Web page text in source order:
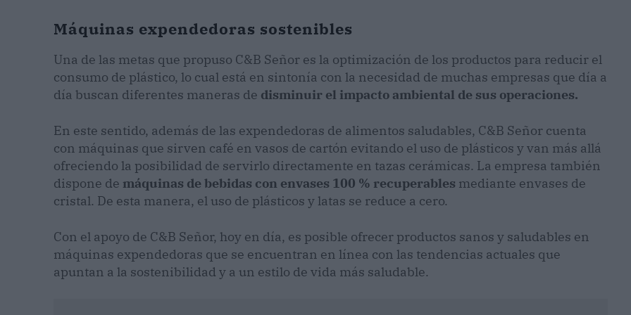
Máquinas expendedoras sostenibles
Una de las metas que propuso C&B Señor es la optimización de los productos para reducir el
consumo de plástico, lo cual está en sintonía con la necesidad de muchas empresas que día a
día buscan diferentes maneras de disminuir el impacto ambiental de sus operaciones.
En este sentido, además de las expendedoras de alimentos saludables, C&B Señor cuenta
con máquinas que sirven café en vasos de cartón evitando el uso de plásticos y van más allá
ofreciendo la posibilidad de servirlo directamente en tazas cerámicas. La empresa también
dispone de máquinas de bebidas con envases 100 % recuperables mediante envases de
cristal. De esta manera, el uso de plásticos y latas se reduce a cero.
Con el apoyo de C&B Señor, hoy en día, es posible ofrecer productos sanos y saludables en
máquinas expendedoras que se encuentran en línea con las tendencias actuales que
apuntan a la sostenibilidad y a un estilo de vida más saludable.